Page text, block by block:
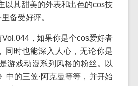
以其甜美的外表和出色的cos技
备受好评。
，如果你是个cos爱好者
同时也能深入人心，无论你是
游戏动漫系列风格的粉丝。以
中的三笠·阿克曼等等，并开始